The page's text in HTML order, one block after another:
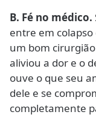
B. Fé no médico.
entre em
um bom
aliviou a dor e o
ouve o que seu
dele e se
completamente